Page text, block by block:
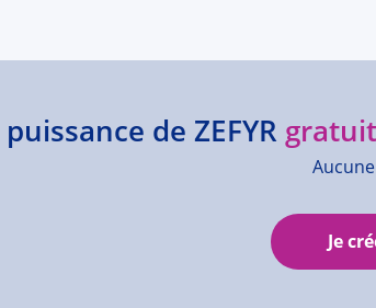
de ZEFYR
Je